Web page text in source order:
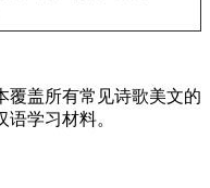
覆盖所有常见诗歌美文的
学习材料。